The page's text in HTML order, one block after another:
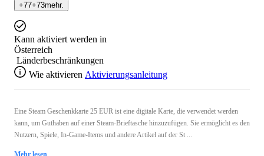
+77+73mehr.
Kann aktiviert werden in
Österreich
Länderbeschränkungen
Wie aktivieren Aktivierungsanleitung
Eine Steam Geschenkkarte 25 EUR ist eine digitale Karte, die verwendet werden
kann, um Guthaben auf einer Steam-Brieftasche hinzuzufügen. Sie ermöglicht es den
Nutzern, Spiele, In-Game-Items und andere Artikel auf der St ...